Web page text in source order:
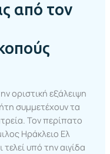
από τον
οριστική εξάλειψη
συμμετέχουν τα
Τον περίπατο
Ηράκλειο Ελ
υπό την αιγίδα